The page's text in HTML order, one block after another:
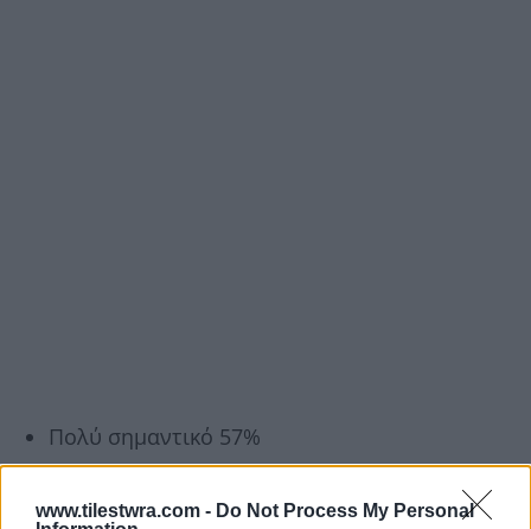
www.tilestwra.com - Do Not Process My Personal
Πολύ σημαντικό 57%